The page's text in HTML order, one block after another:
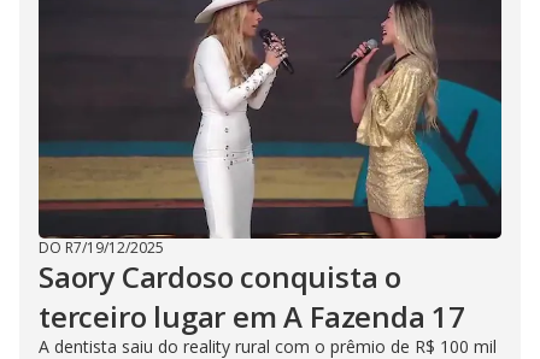
DO R7/19/12/2025
Saory Cardoso conquista o
terceiro lugar em A Fazenda 17
A dentista saiu do reality rural com o prêmio de R$ 100 mil